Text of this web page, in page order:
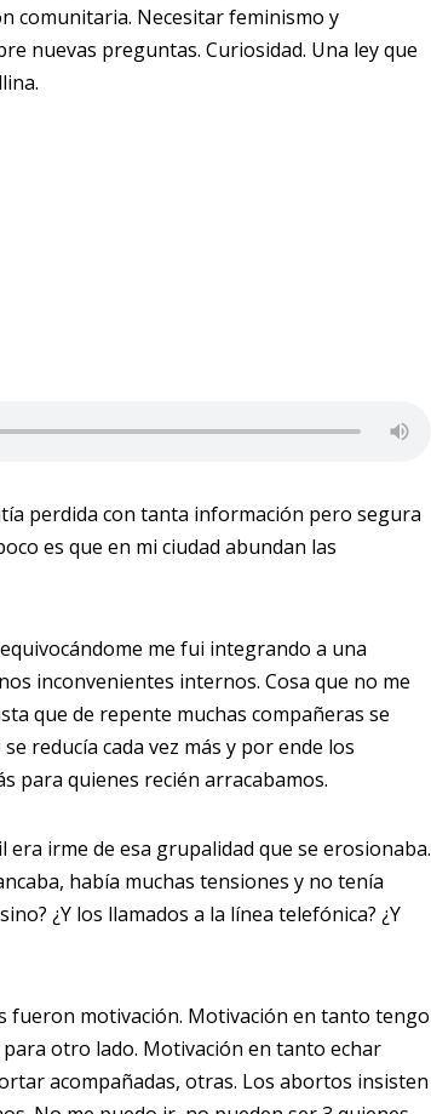
comunitaria. Necesitar feminismo y
nuevas preguntas. Curiosidad. Una ley que
perdida con tanta información pero segura
es que en mi ciudad abundan las
me fui integrando a una
inconvenientes internos. Cosa que no me
que de repente muchas compañeras se
reducía cada vez más y por ende los
para quienes recién arracabamos.
irme de esa grupalidad que se erosionaba.
había muchas tensiones y no tenía
¿Y los llamados a la línea telefónica? ¿Y
fueron motivación. Motivación en tanto tengo
otro lado. Motivación en tanto echar
acompañadas, otras. Los abortos insisten